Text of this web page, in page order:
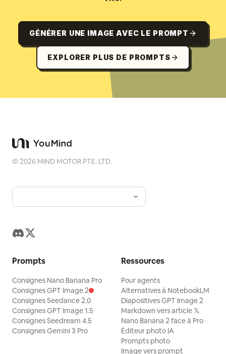
GÉNÉRER UNE IMAGE AVEC LE PROMPT
EXPLORER PLUS DE PROMPTS
©2026 MIND MOTOR PTE. LTD.
Prompts
Consignes Nano Banana Pro
Consignes GPT Image 2
Consignes Seedance 2.0
Consignes GPT Image 1.5
Consignes Seedream 4.5
Consignes Gemini 3 Pro
Ressources
Pour agents
Alternatives à NotebookLM
Diapositives GPT Image 2
Markdown vers article 𝕏
Nano Banana 2 face à Pro
Éditeur photo IA
Prompts photo
Image vers prompt